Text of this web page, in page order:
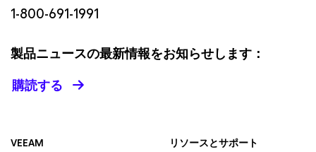
1-800-691-1991
製品ニュースの最新情報をお知らせします：
購読する
VEEAM
リソースとサポート